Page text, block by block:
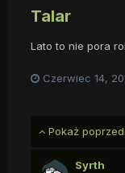
Talar
Lato to nie pora
Czerwiec 14,
Pokaż
Syrth